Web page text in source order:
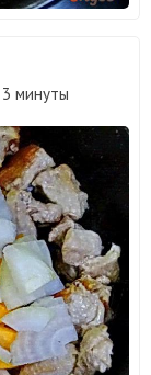
минуты